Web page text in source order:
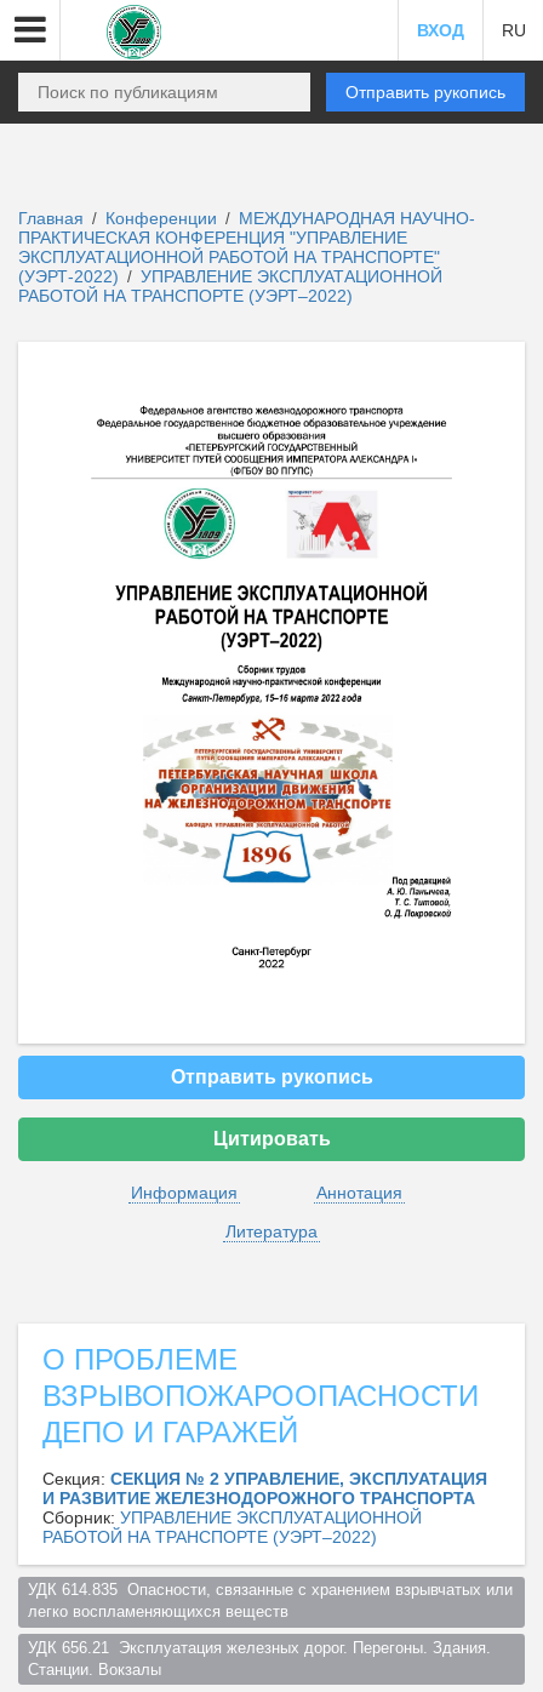
ВХОД RU
Отправить рукопись
Главная / Конференции / МЕЖДУНАРОДНАЯ НАУЧНО-
ПРАКТИЧЕСКАЯ КОНФЕРЕНЦИЯ "УПРАВЛЕНИЕ
ЭКСПЛУАТАЦИОННОЙ РАБОТОЙ НА ТРАНСПОРТЕ"
(УЭРТ-2022) / УПРАВЛЕНИЕ ЭКСПЛУАТАЦИОННОЙ
РАБОТОЙ НА ТРАНСПОРТЕ (УЭРТ–2022)
Отправить рукопись
Цитировать
Информация
Аннотация
Литература
О ПРОБЛЕМЕ
ВЗРЫВОПОЖАРООПАСНОСТИ
ДЕПО И ГАРАЖЕЙ
Секция: СЕКЦИЯ № 2 УПРАВЛЕНИЕ, ЭКСПЛУАТАЦИЯ
И РАЗВИТИЕ ЖЕЛЕЗНОДОРОЖНОГО ТРАНСПОРТА
Сборник: УПРАВЛЕНИЕ ЭКСПЛУАТАЦИОННОЙ
РАБОТОЙ НА ТРАНСПОРТЕ (УЭРТ–2022)
УДК 614.835  Опасности, связанные с хранением взрывчатых или
легко воспламеняющихся веществ
УДК 656.21  Эксплуатация железных дорог. Перегоны. Здания.
Станции. Вокзалы